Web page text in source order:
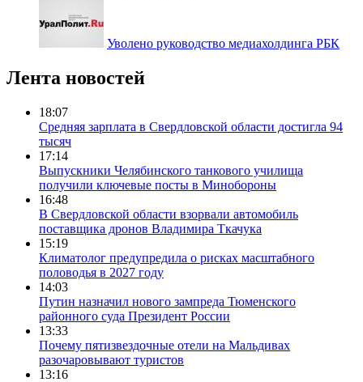
Уволено руководство медиахолдинга РБК
Лента новостей
18:07
Средняя зарплата в Свердловской области достигла 94
тысяч
17:14
Выпускники Челябинского танкового училища
получили ключевые посты в Минобороны
16:48
В Свердловской области взорвали автомобиль
поставщика дронов Владимира Ткачука
15:19
Климатолог предупредила о рисках масштабного
половодья в 2027 году
14:03
Путин назначил нового зампреда Тюменского
районного суда Президент России
13:33
Почему пятизвездочные отели на Мальдивах
разочаровывают туристов
13:16